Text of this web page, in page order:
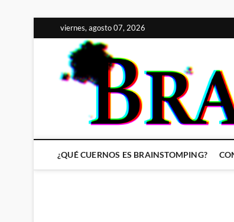
al
contenido
viernes, agosto 07, 2026
¿QUÉ CUERNOS ES BRAINSTOMPING?